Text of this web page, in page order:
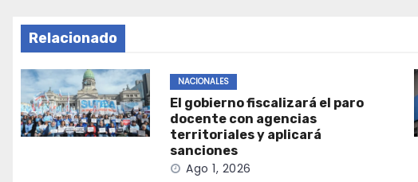
Relacionado
NACIONALES
El gobierno fiscalizará el paro
docente con agencias
territoriales y aplicará
sanciones
Ago 1, 2026